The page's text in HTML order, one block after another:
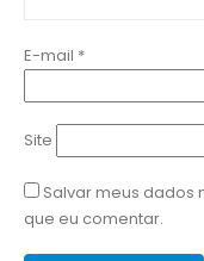
E-mail *
Site
Salvar meus dados
que eu comentar.